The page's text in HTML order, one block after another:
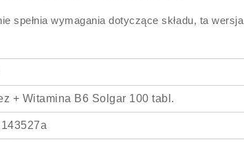
spełnia wymagania dotyczące składu, ta wersja
+ Witamina B6 Solgar 100 tabl.